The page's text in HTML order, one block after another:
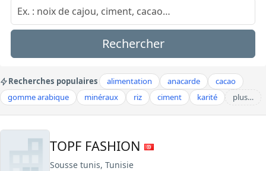
Rechercher
Recherches populaires alimentation anacarde
cacao
gomme arabique
minéraux riz ciment karité plus…
TOPF FASHION
Sousse tunis, Tunisie